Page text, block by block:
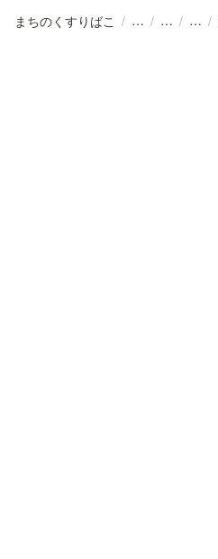
まちのくすりばこ / / / /